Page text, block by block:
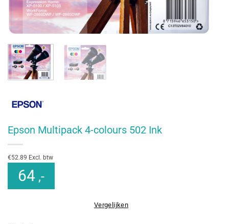
Epson Multipack 4-colours 502 Ink
€52.89 Excl. btw
64 ,-
Vergelijken